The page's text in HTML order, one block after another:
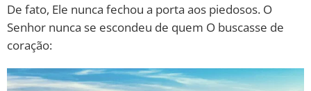
De fato, Ele nunca fechou a porta aos piedosos. O
Senhor nunca se escondeu de quem O buscasse de
coração: